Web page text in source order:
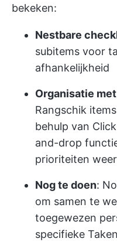
bekeken:
Nestbare
subitems voor
afhankelijkheid
Organisatie
Rangschik
behulp van
and-drop
prioriteiten
Nog te doen:
om samen te
toegewezen
specifieke